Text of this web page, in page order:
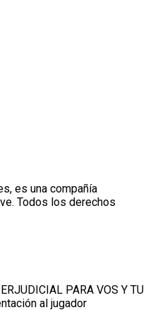
es una compañía
Todos los derechos
PARA VOS Y TU
al jugador